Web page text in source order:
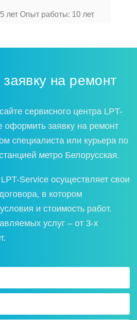
летОпыт работы: 10 лет
на ремонт
сервисного центра LPT-
заявку на ремонт
специалиста или курьера по
метро Белорусская.
Service осуществляет свои
в котором
и стоимость работ.
услуг – от 3-х